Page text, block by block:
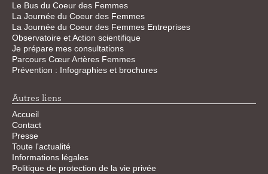
Le Bus du Coeur des Femmes
La Journée du Coeur des Femmes
La Journée du Coeur des Femmes Entreprises
Observatoire et Action scientifique
Je prépare mes consultations
Parcours Cœur Artères Femmes
Prévention : Infographies et brochures
Autres liens
Accueil
Contact
Presse
Toute l'actualité
Informations légales
Politique de protection de la vie privée